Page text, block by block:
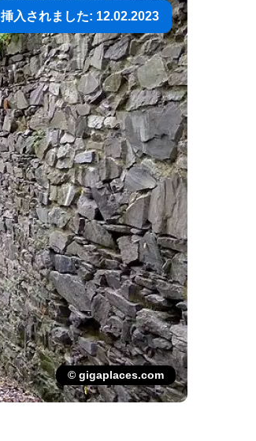
挿入されました: 12.02.2023
© gigaplaces.com